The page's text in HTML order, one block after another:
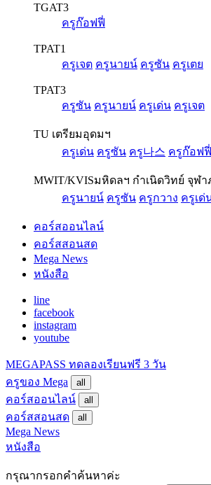
TGAT3
ครูก๊อฟฟี่
TPAT1
ครูเจต ครูนายน์ ครูซัน ครูเตย
TPAT3
ครูซัน ครูนายน์ ครูเด่น ครูเจต
TU เตรียมอุดมฯ
ครูเด่น ครูซัน ครู나스 ครูก๊อฟฟี่
MWIT/KVISมหิดลฯ กำเนิดวิทย์ จุฬ
ครูนายน์ ครูซัน ครูกวาง ครูเด่
คอร์สออนไลน์
คอร์สสอนสด
Mega News
หนังสือ
line
facebook
instagram
youtube
MEGAPASS ทดลองเรียนฟรี 3 วัน
ครูของ Mega
all
คอร์สออนไลน์ all
คอร์สสอนสด all
Mega News
หนังสือ
กรุณากรอกคำค้นหาค่ะ